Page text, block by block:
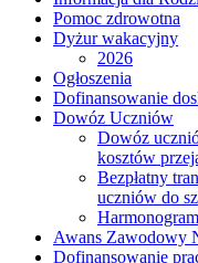
Pomoc zdrowotna
Dyżur wakacyjny
2026
Ogłoszenia
Dofinansowanie
Dowóz Uczniów
Dowóz
kosztów
Bezpłatny
uczniów do
Awans Zawodowy
Dofinansowanie